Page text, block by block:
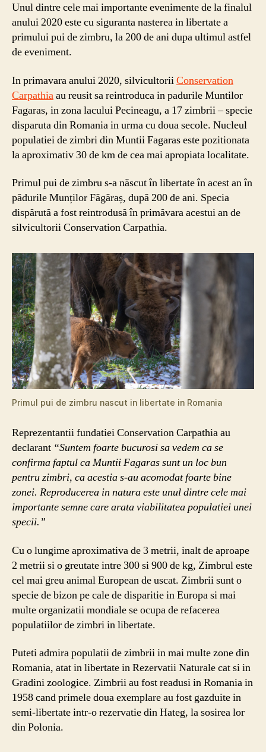
Unul dintre cele mai importante evenimente de la finalul
anului 2020 este cu siguranta nasterea in libertate a
primului pui de zimbru, la 200 de ani dupa ultimul astfel
de eveniment.
In primavara anului 2020, silvicultoriiConservation
Carpathiaau reusit sa reintroduca in padurile Muntilor
Fagaras, in zona lacului Pecineagu, a 17 zimbrii – specie
disparuta din Romania in urma cu doua secole. Nucleul
populatiei de zimbri din Muntii Fagaras este pozitionata
la aproximativ 30 de km de cea mai apropiata localitate.
Primul pui de zimbru s-a născut în libertate în acest an în
pădurile Munților Făgăraș, după 200 de ani. Specia
dispărută a fost reintrodusă în primăvara acestui an de
silvicultorii Conservation Carpathia.
Primul pui de zimbru nascut in libertate in Romania
Reprezentantii fundatiei Conservation Carpathia au
declarant “Suntem foarte bucurosi sa vedem ca se
confirma faptul ca Muntii Fagaras sunt un loc bun
pentru zimbri, ca acestia s-au acomodat foarte bine
zonei. Reproducerea in natura este unul dintre cele mai
importante semne care arata viabilitatea populatiei unei
specii.”
Cu o lungime aproximativa de 3 metrii, inalt de aproape
2 metrii si o greutate intre 300 si 900 de kg, Zimbrul este
cel mai greu animal European de uscat. Zimbrii sunt o
specie de bizon pe cale de disparitie in Europa si mai
multe organizatii mondiale se ocupa de refacerea
populatiilor de zimbri in libertate.
Puteti admira populatii de zimbrii in mai multe zone din
Romania, atat in libertate in Rezervatii Naturale cat si in
Gradini zoologice. Zimbrii au fost readusi in Romania in
1958 cand primele doua exemplare au fost gazduite in
semi-libertate intr-o rezervatie din Hateg, la sosirea lor
din Polonia.